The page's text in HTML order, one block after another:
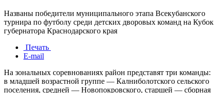
Названы победители муниципального этапа Всекубанского
турнира по футболу среди детских дворовых команд на Кубок
губернатора Краснодарского края
Печать
E-mail
На зональных соревнованиях район представят три команды:
в младшей возрастной группе — Калниболотского сельского
поселения, средней — Новопокровского, старшей — сборная